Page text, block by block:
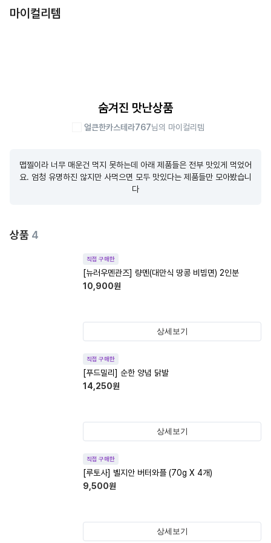
마이컬리템
숨겨진 맛난상품
얼큰한카스테라767님의 마이컬리템
맵찔이라 너무 매운건 먹지 못하는데 아래 제품들은 전부 맛있게 먹었어
요. 엄청 유명하진 않지만 사먹으면 모두 맛있다는 제품들만 모아봤습니
다
상품 4
직접 구매한
[뉴러우멘관즈] 량멘(대만식 땅콩 비빔면) 2인분
10,900원
상세보기
직접 구매한
[푸드밀리] 순한 양념 닭발
14,250원
상세보기
직접 구매한
[루토사] 벨지안 버터와플 (70g X 4개)
9,500원
상세보기